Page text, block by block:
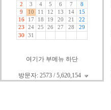
여기가 부메뉴 하단
방문자: 2573 / 5,620,154